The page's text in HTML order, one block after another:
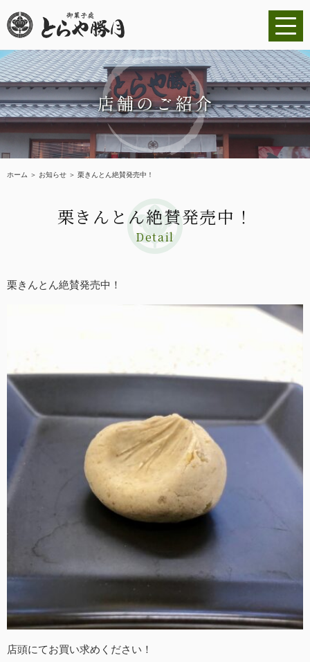
ホーム ＞ お知らせ ＞ 栗きんとん絶賛発売中！
栗きんとん絶賛発売中！
Detail
栗きんとん絶賛発売中！
店頭にてお買い求めください！
ホーム
ごあいさつ
商品紹介
ショッピングサイト
店舗のご紹介